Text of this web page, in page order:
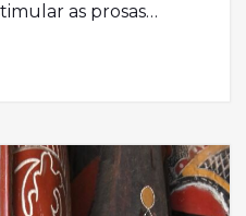
as prosas…